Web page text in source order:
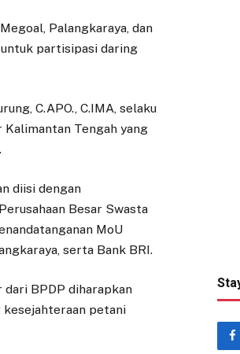
Palangkaraya, dan
partisipasi daring
C.APO., C.IMA, selaku
Tengah yang
diisi dengan
Besar Swasta
MoU
serta Bank BRI.
BPDP diharapkan
petani